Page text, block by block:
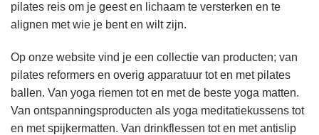
pilates reis om je geest en lichaam te versterken en te
alignen met wie je bent en wilt zijn.
Op onze website vind je een collectie van producten; van
pilates reformers en overig apparatuur tot en met pilates
ballen. Van yoga riemen tot en met de beste yoga matten.
Van ontspanningsproducten als yoga meditatiekussens tot
en met spijkermatten. Van drinkflessen tot en met antislip